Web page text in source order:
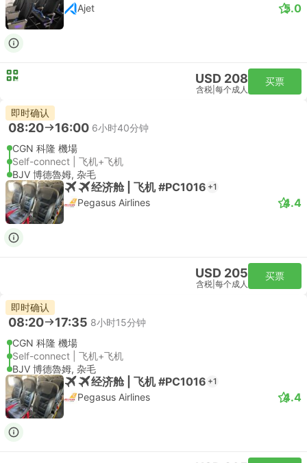
Ajet 5.0
USD 208
含税 每个成人
买票
即时确认
08:20 16:00 6小时40分钟
CGN 科隆 機場
Self-connect | 飞机+飞机
BJV 博德魯姆, 杂毛
经济舱 | 飞机 #PC1016 +1
Pegasus Airlines 4.4
USD 205
含税 每个成人
买票
即时确认
08:20 17:35 8小时15分钟
CGN 科隆 機場
Self-connect | 飞机+飞机
BJV 博德魯姆, 杂毛
经济舱 | 飞机 #PC1016 +1
Pegasus Airlines 4.4